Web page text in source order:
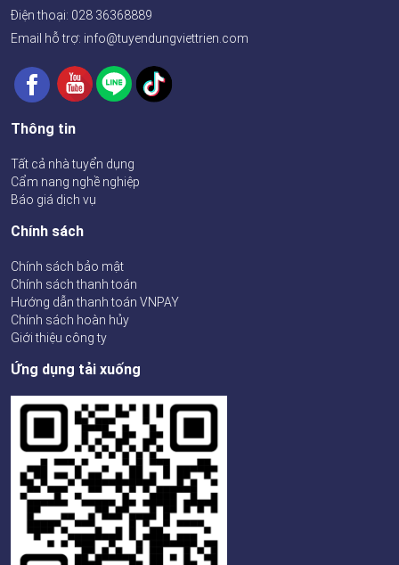
Điện thoại: 028 36368889
Email hỗ trợ: info@tuyendungviettrien.com
Thông tin
Tất cả nhà tuyển dụng
Cẩm nang nghề nghiệp
Báo giá dịch vụ
Chính sách
Chính sách bảo mật
Chính sách thanh toán
Hướng dẫn thanh toán VNPAY
Chính sách hoàn hủy
Giới thiệu công ty
Ứng dụng tải xuống